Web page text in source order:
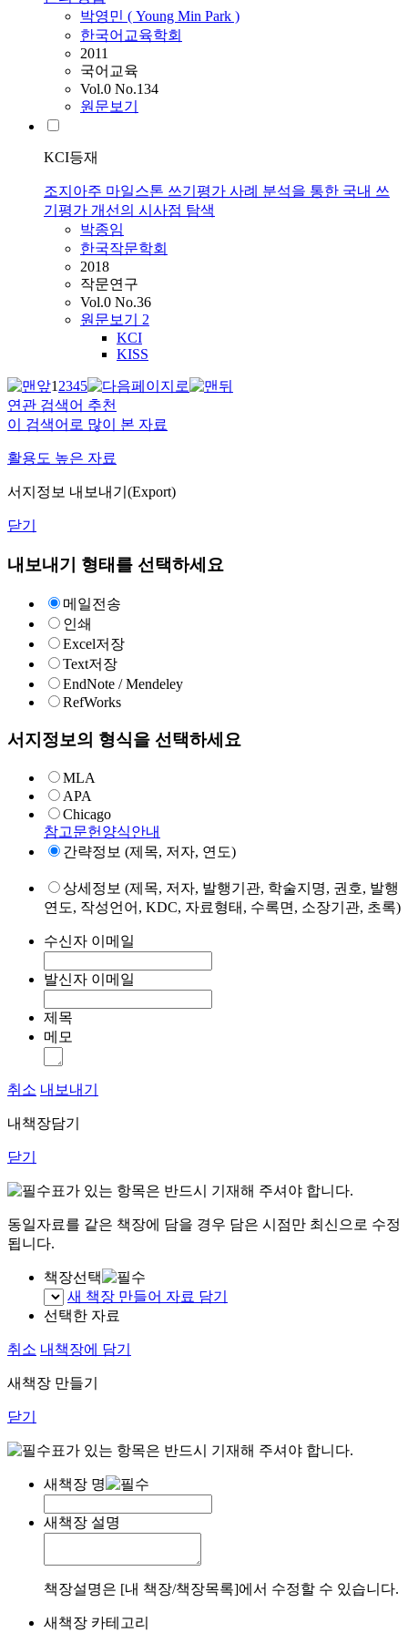
박영민 ( Young Min Park )
한국어교육학회
2011
국어교육
Vol.0 No.134
원문보기
KCI등재
조지아주 마일스톤 쓰기평가 사례 분석을 통한 국내 쓰
기평가 개선의 시사점 탐색
박종임
한국작문학회
2018
작문연구
Vol.0 No.36
원문보기 2
KCI
KISS
12345
연관 검색어 추천
이 검색어로 많이 본 자료
활용도 높은 자료
서지정보 내보내기(Export)
닫기
내보내기 형태를 선택하세요
메일전송
인쇄
Excel저장
Text저장
EndNote / Mendeley
RefWorks
서지정보의 형식을 선택하세요
MLA
APA
Chicago
참고문헌양식안내
간략정보 (제목, 저자, 연도)
상세정보 (제목, 저자, 발행기관, 학술지명, 권호, 발행
연도, 작성언어, KDC, 자료형태, 수록면, 소장기관, 초록)
수신자 이메일
발신자 이메일
제목
메모
취소 내보내기
내책장담기
닫기
표가 있는 항목은 반드시 기재해 주셔야 합니다.
동일자료를 같은 책장에 담을 경우 담은 시점만 최신으로 수정
됩니다.
책장선택
새 책장 만들어 자료 담기
선택한 자료
취소 내책장에 담기
새책장 만들기
닫기
표가 있는 항목은 반드시 기재해 주셔야 합니다.
새책장 명
새책장 설명
책장설명은 [내 책장/책장목록]에서 수정할 수 있습니다.
새책장 카테고리